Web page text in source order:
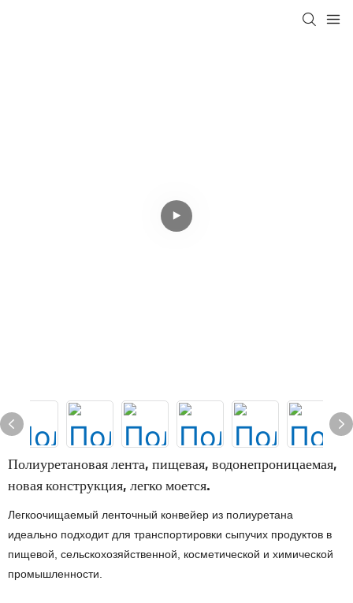
Полиуретановая лента, пищевая, водонепроницаемая,
новая конструкция, легко моется.
Легкоочищаемый ленточный конвейер из полиуретана
идеально подходит для транспортировки сыпучих продуктов в
пищевой, сельскохозяйственной, косметической и химической
промышленности.